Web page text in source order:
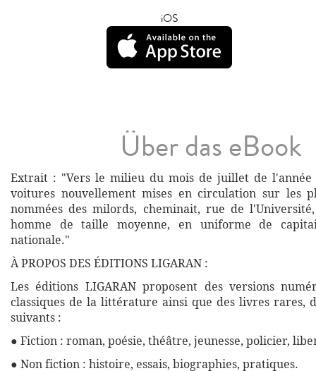
iOS
Über das eBook
Extrait : "Vers le milieu du mois de juillet de l'année
voitures nouvellement mises en circulation sur les
nommées des milords, cheminait, rue de
homme de taille moyenne, en uniforme de
nationale."
À PROPOS DES ÉDITIONS LIGARAN :
Les éditions LIGARAN proposent des versions
classiques de la littérature ainsi que des livres rares,
suivants :
● Fiction : roman, poésie, théâtre, jeunesse, policier,
● Non fiction : histoire, essais, biographies, pratiques.